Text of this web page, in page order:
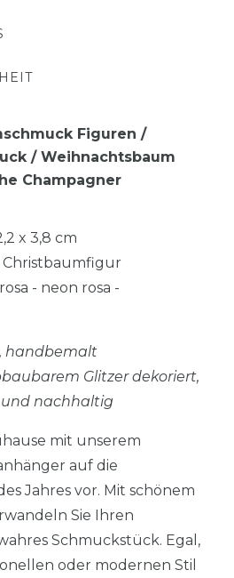
Figuren /
/ Weihnachtsbaum
Champagner
x 3,8 cm
Christbaumfigur
- neon rosa -
handbemalt
Glitzer dekoriert,
nachhaltig
mit unserem
auf die
Jahres vor. Mit schönem
Sie Ihren
Schmuckstück. Egal,
oder modernen Stil